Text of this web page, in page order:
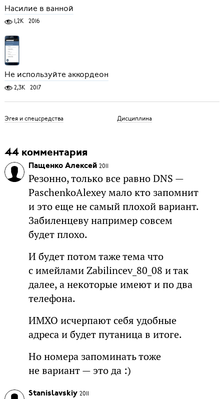
Насилие в ванной
1,2K 2016
Не используйте аккордеон
2,3K 2017
Эгея и спецсредства Дисциплина
44 комментария
Пащенко Алексей 2011
Резонно, только все равно DNS —
PaschenkoAlexey мало кто запомнит
и это еще не самый плохой вариант.
Забиленцеву например совсем
будет плохо.
И будет потом таже тема что
с имейлами Zabilincev_80_08 и так
далее, а некоторые имеют и по два
телефона.
ИМХО исчерпают себя удобные
адреса и будет путаница в итоге.
Но номера запоминать тоже
не вариант — это да :)
Stanislavskiy 2011